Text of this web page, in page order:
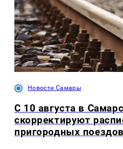
Новости Самары
С 10 августа в
скорректируют
пригородных поездов